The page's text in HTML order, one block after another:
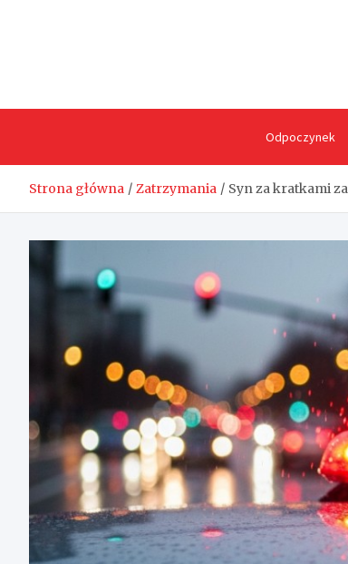
Odpoczynek
Strona główna Zatrzymania Syn za kratkami